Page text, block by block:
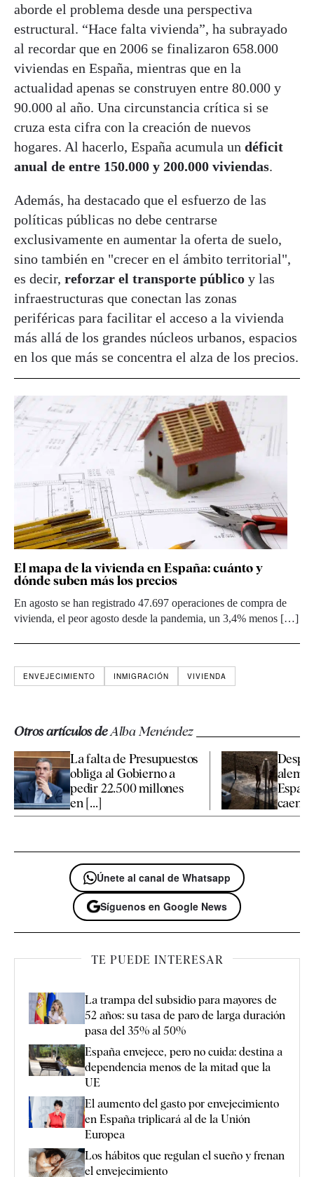
aborde el problema desde una perspectiva
estructural. “Hace falta vivienda”, ha subrayado
al recordar que en 2006 se finalizaron 658.000
viviendas en España, mientras que en la
actualidad apenas se construyen entre 80.000 y
90.000 al año. Una circunstancia crítica si se
cruza esta cifra con la creación de nuevos
hogares. Al hacerlo, España acumula un déficit
anual de entre 150.000 y 200.000 viviendas.
Además, ha destacado que el esfuerzo de las
políticas públicas no debe centrarse
exclusivamente en aumentar la oferta de suelo,
sino también en "crecer en el ámbito territorial",
es decir, reforzar el transporte público y las
infraestructuras que conectan las zonas
periféricas para facilitar el acceso a la vivienda
más allá de los grandes núcleos urbanos, espacios
en los que más se concentra el alza de los precios.
El mapa de la vivienda en España: cuánto y
dónde suben más los precios
En agosto se han registrado 47.697 operaciones de compra de
vivienda, el peor agosto desde la pandemia, un 3,4% menos […]
ENVEJECIMIENTO INMIGRACIÓN VIVIENDA
Otros artículos deAlba Menéndez
La falta de Presupuestos
obliga al Gobierno a
pedir 22.500 millones
en [...]
caen
Únete al canal de Whatsapp
Síguenos en Google News
TE PUEDE INTERESAR
La trampa del subsidio para mayores de
52 años: su tasa de paro de larga duración
pasa del 35% al 50%
España envejece, pero no cuida: destina a
dependencia menos de la mitad que la
UE
El aumento del gasto por envejecimiento
en España triplicará al de la Unión
Europea
Los hábitos que regulan el sueño y frenan
el envejecimiento